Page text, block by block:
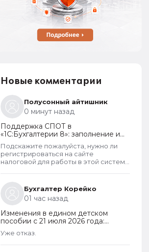
Новые комментарии
Полусонный айтишник
0 минут назад
Поддержка СПОТ в
«1С:Бухгалтерии 8»: заполнение и
отправка ДОПП, уплата
обеспечительного платежа и
получение QR-кода
Подскажите пожалуйста, нужно ли
регистрироваться на сайте
налоговой для работы в этой системе
Бухгалтер Корейко
01 час назад
Изменения в едином детском
пособии с 21 июля 2026 года:
пересмотр правила нулевого
дохода и новый порядок
оформления пособий по месту
Уже отказ.